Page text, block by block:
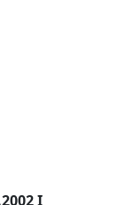
I